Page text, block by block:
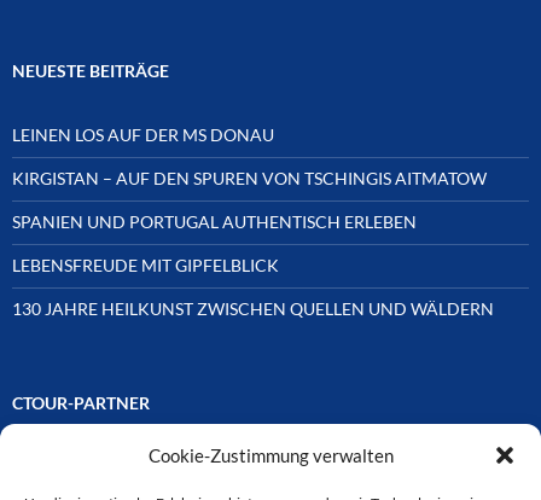
Cookie-Zustimmung verwalten
NEUESTE BEITRÄGE
LEINEN LOS AUF DER MS DONAU
KIRGISTAN – AUF DEN SPUREN VON TSCHINGIS AITMATOW
SPANIEN UND PORTUGAL AUTHENTISCH ERLEBEN
LEBENSFREUDE MIT GIPFELBLICK
130 JAHRE HEILKUNST ZWISCHEN QUELLEN UND WÄLDERN
CTOUR-PARTNER
Unsere Reisejournalisten-Vereinigung ist über Mitglieder und